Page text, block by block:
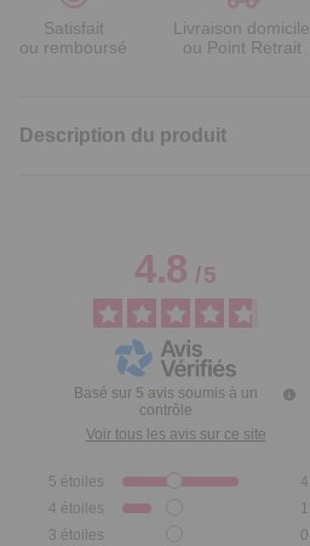
Satisfait
ou remboursé
Livraison domicile
ou Point Retrait
Description du produit
4.8/5
Basé sur 5 avis soumis à un
contrôle
Voir tous les avis sur ce site
5 étoiles
4
4 étoiles
1
3 étoiles
0